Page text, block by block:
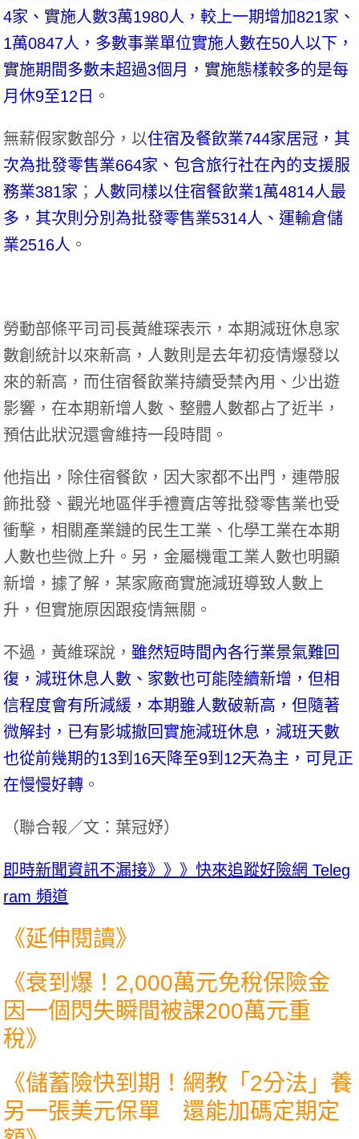
4家、實施人數3萬1980人，較上一期增加821家、
1萬0847人，多數事業單位實施人數在50人以下，
實施期間多數未超過3個月，實施態樣較多的是每
月休9至12日 。
無薪假家數部分，以住宿及餐飲業744家居冠，其
次為批發零售業664家、包含旅行社在內的支援服
務業381家 ； 人數同樣以住宿餐飲業1萬4814人最
多，其次則分別為批發零售業5314人、運輸倉儲
業2516人 。
勞動部條平司司長黃維琛表示，本期減班休息家
數創統計以來新高，人數則是去年初疫情爆發以
來的新高，而住宿餐飲業持續受禁內用、少出遊
影響，在本期新增人數、整體人數都占了近半，
預估此狀況還會維持一段時間。
他指出，除住宿餐飲，因大家都不出門，連帶服
飾批發、觀光地區伴手禮賣店等批發零售業也受
衝擊，相關產業鏈的民生工業、化學工業在本期
人數也些微上升。另，金屬機電工業人數也明顯
新增，據了解，某家廠商實施減班導致人數上
升，但實施原因跟疫情無關。
不過，黃維琛說， 雖然短時間內各行業景氣難回
復，減班休息人數、家數也可能陸續新增，但相
信程度會有所減緩，本期雖人數破新高，但隨著
微解封，已有影城撤回實施減班休息，減班天數
也從前幾期的13到16天降至9到12天為主，可見正
在慢慢好轉 。
（聯合報／文：葉冠妤）
即時新聞資訊不漏接》》》快來追蹤好險網 Teleg
ram 頻道
《延伸閱讀》
《衰到爆！2,000萬元免稅保險金
因一個閃失瞬間被課200萬元重
稅》
《儲蓄險快到期！網教「2分法」養
另一張美元保單 還能加碼定期定